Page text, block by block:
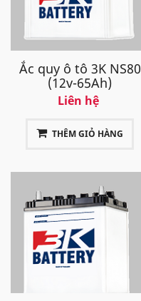
Ắc quy ô tô 3K NS80
(12v-65Ah)
Liên hệ
THÊM GIỎ HÀNG